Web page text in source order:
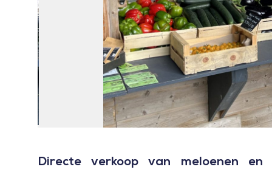
Directe verkoop van meloenen en